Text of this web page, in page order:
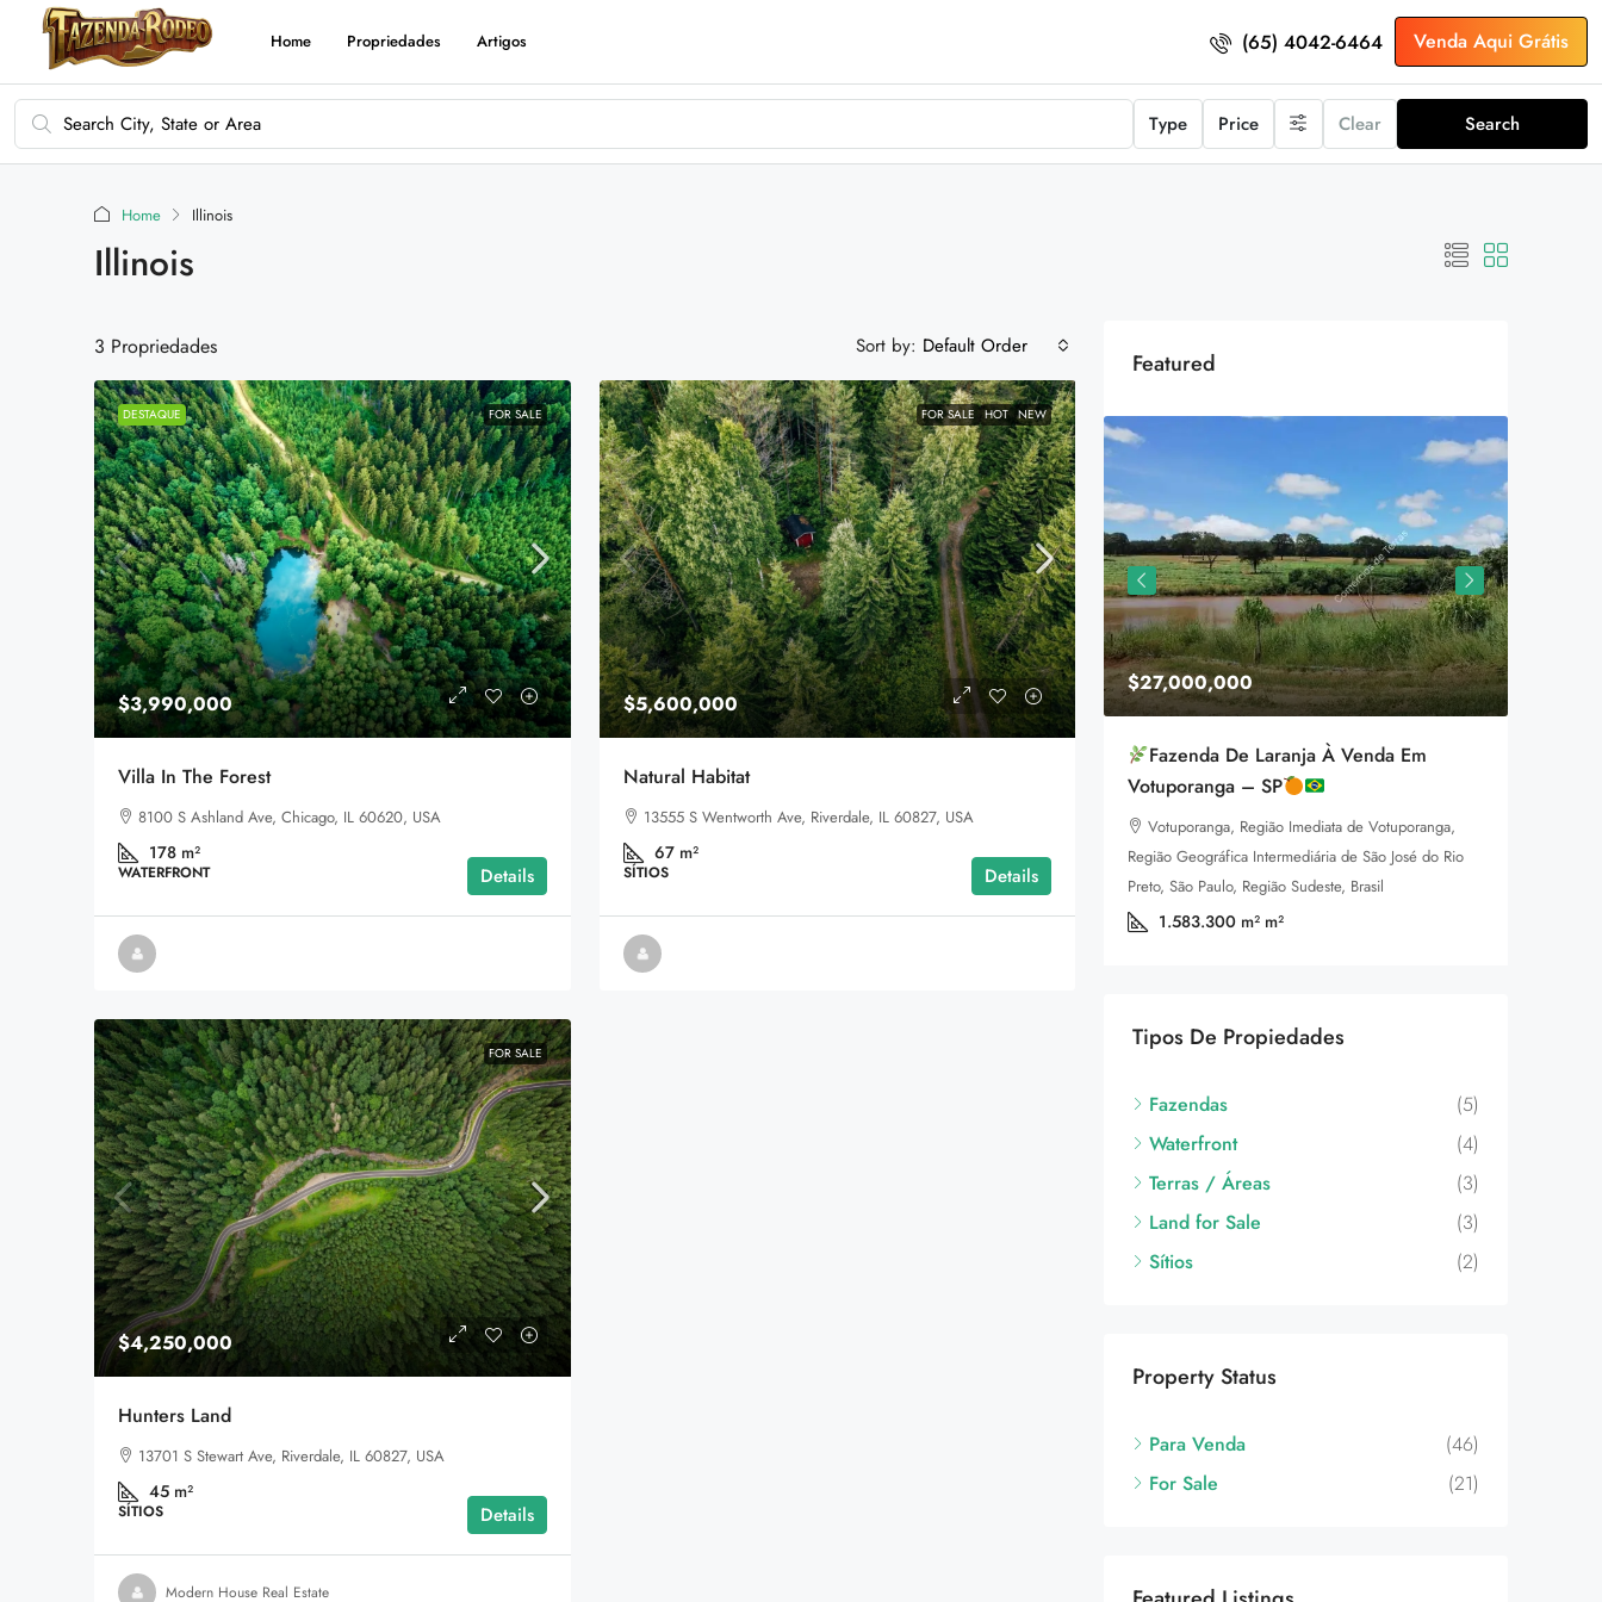
Home Propriedades Artigos (65) 4042-6464 Venda Aqui Grátis
Type Price Clear Search
Home Illinois
Illinois
3 Propriedades Sort by: Default Order
DESTAQUE FOR SALE
$3,990,000
Villa In The Forest
8100 S Ashland Ave, Chicago, IL 60620, USA
178 m²
WATERFRONT Details
FOR SALE HOT NEW
$5,600,000
Natural Habitat
13555 S Wentworth Ave, Riverdale, IL 60827, USA
67 m²
SÍTIOS Details
FOR SALE
$4,250,000
Hunters Land
13701 S Stewart Ave, Riverdale, IL 60827, USA
45 m²
SÍTIOS Details
Modern House Real Estate
Featured
$3,990,000
– 1.510 Ha De Cerrado Preservado Em
Alto Paraíso De Goiás
Alto Paraíso de Goiás, Região Geográfica Imediata
de Flores de Goiás, Região Geográfica Intermediária
de Luziânia-Águas Lindas de Goiás, Goiás, Região
$27,000,000
Fazenda De Laranja À Venda Em
Votuporanga – SP
Votuporanga, Região Imediata de Votuporanga,
Região Geográfica Intermediária de São José do Rio
Preto, São Paulo, Região Sudeste, Brasil
1.583.300 m² m²
Tipos De Propiedades
Fazendas
(5)
Waterfront
(4)
Terras / Áreas
(3)
Land for Sale
(3)
Sítios
(2)
Property Status
Para Venda
(46)
For Sale
(21)